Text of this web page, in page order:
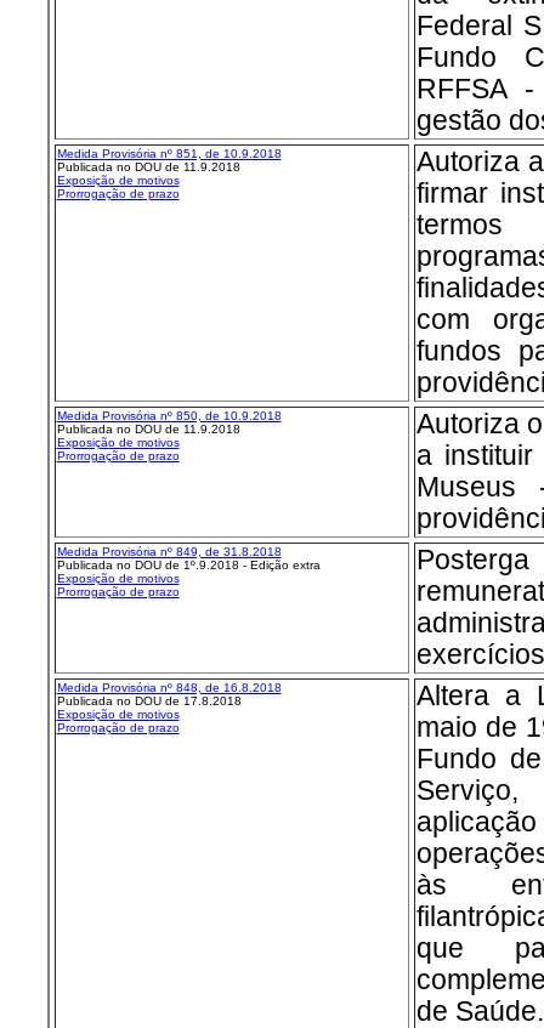
Federal
Fundo
RFFSA
gestão
Medida Provisória nº 851, de 10.9.2018
Publicada no DOU de 11.9.2018
Exposição de motivos
Prorrogação de prazo
Autoriza
firmar
com
fundos
Medida Provisória nº 850, de 10.9.2018
Publicada no DOU de 11.9.2018
Exposição de motivos
Prorrogação de prazo
Autoriza
a
Medida Provisória nº 849, de 31.8.2018
Publicada no DOU de 1º.9.2018 - Edição extra
Exposição de motivos
Prorrogação de prazo
Medida Provisória nº 848, de 16.8.2018
Publicada no DOU de 17.8.2018
Exposição de motivos
Prorrogação de prazo
Altera a
maio de
Fundo
às
que
de Saúde.